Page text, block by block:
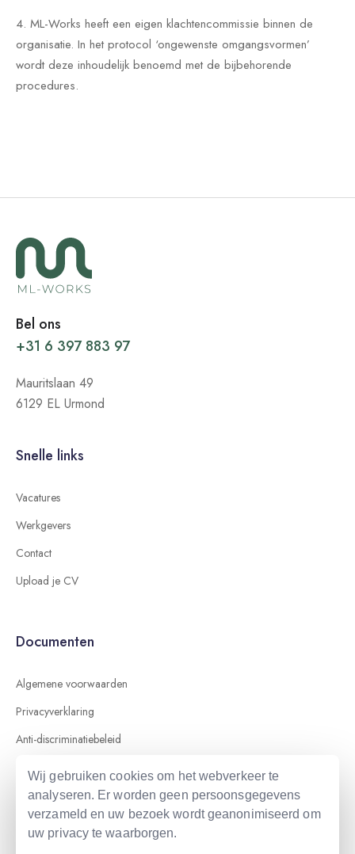
Wij gebruiken cookies om het webverkeer te
analyseren. Er worden geen persoonsgegevens
verzameld en uw bezoek wordt geanonimiseerd om
uw privacy te waarborgen.
4. ML-Works heeft een eigen klachtencommissie binnen de
organisatie. In het protocol ‘ongewenste omgangsvormen’
wordt deze inhoudelijk benoemd met de bijbehorende
procedures.
Bel ons
+31 6 397 883 97
Mauritslaan 49
6129 EL Urmond
Snelle links
Vacatures
Werkgevers
Contact
Upload je CV
Documenten
Algemene voorwaarden
Privacyverklaring
Anti-discriminatiebeleid